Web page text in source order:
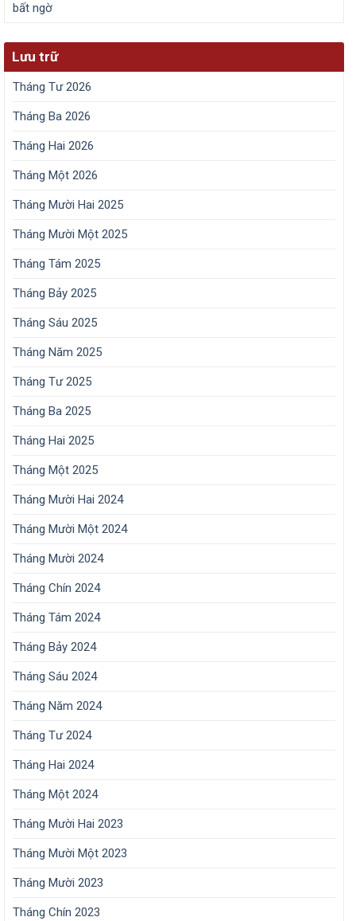
bất ngờ
Lưu trữ
Tháng Tư 2026
Tháng Ba 2026
Tháng Hai 2026
Tháng Một 2026
Tháng Mười Hai 2025
Tháng Mười Một 2025
Tháng Tám 2025
Tháng Bảy 2025
Tháng Sáu 2025
Tháng Năm 2025
Tháng Tư 2025
Tháng Ba 2025
Tháng Hai 2025
Tháng Một 2025
Tháng Mười Hai 2024
Tháng Mười Một 2024
Tháng Mười 2024
Tháng Chín 2024
Tháng Tám 2024
Tháng Bảy 2024
Tháng Sáu 2024
Tháng Năm 2024
Tháng Tư 2024
Tháng Hai 2024
Tháng Một 2024
Tháng Mười Hai 2023
Tháng Mười Một 2023
Tháng Mười 2023
Tháng Chín 2023